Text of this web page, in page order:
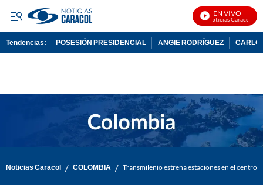
EN VIVO
Noticias Caracol En
Tendencias: POSESIÓN PRESIDENCIAL ANGIE RODRÍGUEZ
Noticias Caracol / COLOMBIA / Transmilenio estrena estaciones en el centro